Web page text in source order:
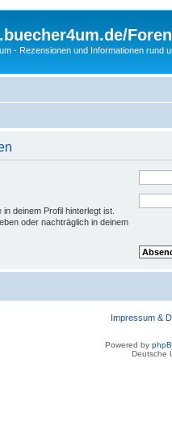
Foren
- Rezensionen und Informationen rund
deinem Profil hinterlegt ist.
oder nachträglich in deinem
Impressum &
Powered by
Deutsche